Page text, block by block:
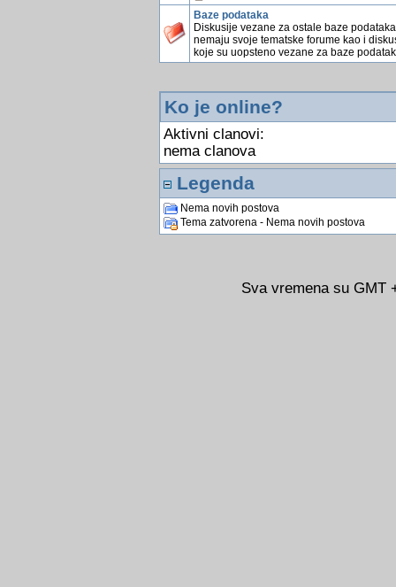
Baze podataka
Diskusije vezane za ostale baze
nemaju svoje tematske forume kao i
koje su uopsteno vezane za baze
Ko je online?
Aktivni clanovi:
nema clanova
Legenda
Nema novih postova
Tema zatvorena - Nema novih postova
Sva vremena su GMT